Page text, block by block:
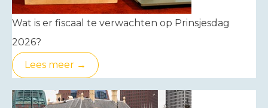
Wat is er fiscaal te verwachten op Prinsjesdag
2026?
Lees meer →